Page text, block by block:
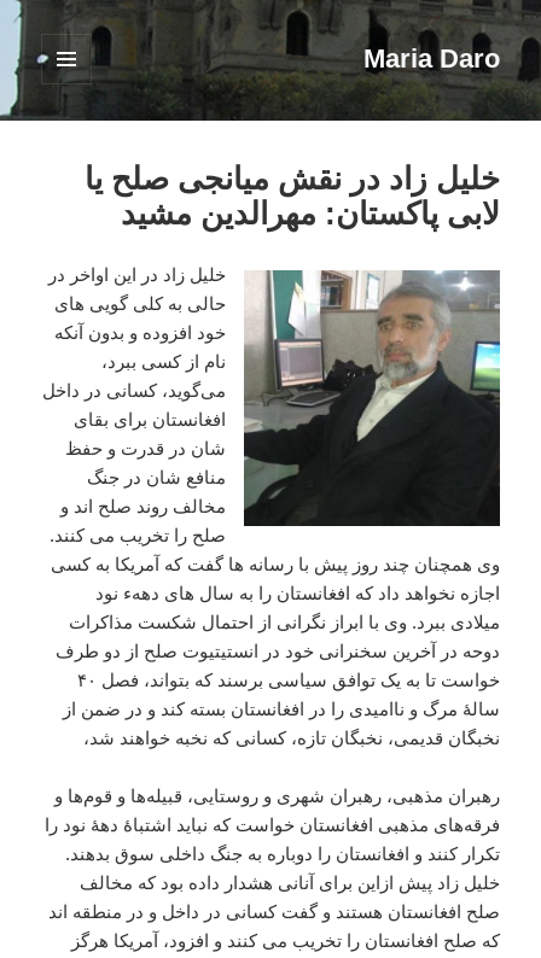
Maria Daro
فهرست
ابزارک‌ها
خلیل زاد در نقش میانجی صلح یا
لابی پاکستان: مهرالدین مشید
خلیل زاد در این اواخر در
حالی به کلی گویی های
خود افزوده و بدون آنکه
نام از کسی ببرد،
می‌گوید، کسانی در داخل
افغانستان برای بقای
شان در قدرت و حفظ
منافع شان در جنگ
مخالف روند صلح اند و
صلح را تخریب می کنند.
وی همچنان چند روز پیش با رسانه ها گفت که آمریکا به کسی
اجازه نخواهد داد که افغانستان را به سال های دههء نود
میلادی ببرد. وی با ابراز نگرانی از احتمال شکست مذاکرات
دوحه در آخرین سخنرانی خود در انستیتیوت صلح از دو طرف
خواست تا به یک توافق سیاسی برسند که بتواند، فصل ۴۰
سالۀ مرگ و ناامیدی را در افغانستان بسته کند و در ضمن از
نخبگان قدیمی، نخبگان تازه، کسانی که نخبه خواهند شد،
رهبران مذهبی، رهبران شهری و روستایی، قبیله‌‌‎ها و قوم‌ها و
فرقه‌‌های مذهبی افغانستان خواست که نباید اشتباۀ دهۀ نود را
تکرار کنند و افغانستان را دوباره به جنگ داخلی سوق بدهند.
خلیل زاد پیش ازاین برای آنانی هشدار داده بود که مخالف
صلح افغانستان هستند و گفت کسانی در داخل و در منطقه اند
که صلح افغانستان را تخریب می کنند و افزود، آمریکا هرگز